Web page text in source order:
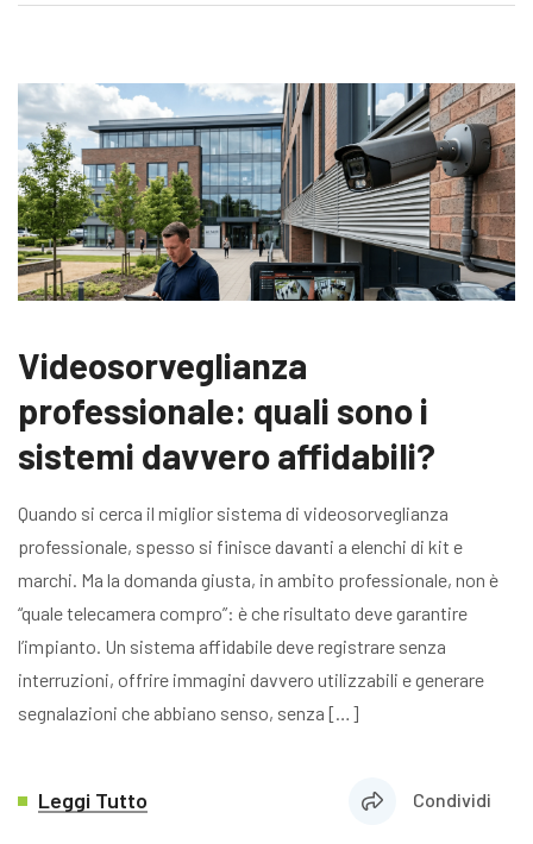
Videosorveglianza
professionale: quali sono i
sistemi davvero affidabili?
Quando si cerca il miglior sistema di videosorveglianza
professionale, spesso si finisce davanti a elenchi di kit e
marchi. Ma la domanda giusta, in ambito professionale, non è
“quale telecamera compro”: è che risultato deve garantire
l’impianto. Un sistema affidabile deve registrare senza
interruzioni, offrire immagini davvero utilizzabili e generare
segnalazioni che abbiano senso, senza […]
Leggi Tutto Condividi